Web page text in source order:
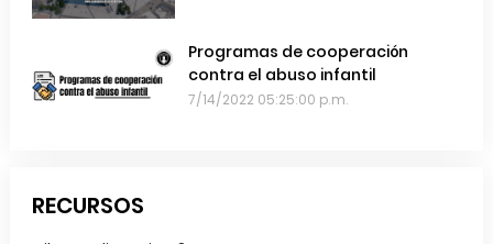
Programas de cooperación
contra el abuso infantil
7/14/2022 05:25:00 p.m.
RECURSOS